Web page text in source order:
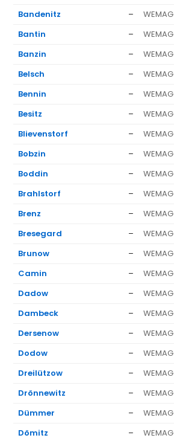
Bandenitz
– WEMAG
Bantin
– WEMAG
Banzin
– WEMAG
Belsch
– WEMAG
Bennin
– WEMAG
Besitz
– WEMAG
Blievenstorf
– WEMAG
Bobzin
– WEMAG
Boddin
– WEMAG
Brahlstorf
– WEMAG
Brenz
– WEMAG
Bresegard
– WEMAG
Brunow
– WEMAG
Camin
– WEMAG
Dadow
– WEMAG
Dambeck
– WEMAG
Dersenow
– WEMAG
Dodow
– WEMAG
Dreilützow
– WEMAG
Drönnewitz
– WEMAG
Dümmer
– WEMAG
Dömitz
– WEMAG